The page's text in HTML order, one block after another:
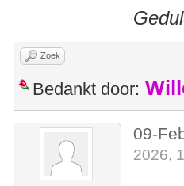
Zoek
Bedankt door:
09-
2026,